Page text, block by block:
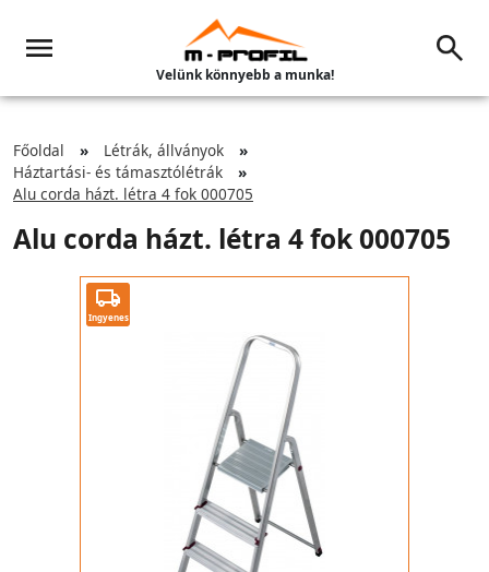
Velünk könnyebb a munka!
Főoldal
Létrák, állványok
Háztartási- és támasztólétrák
Alu corda házt. létra 4 fok 000705
Alu corda házt. létra 4 fok 000705
Ingyenes